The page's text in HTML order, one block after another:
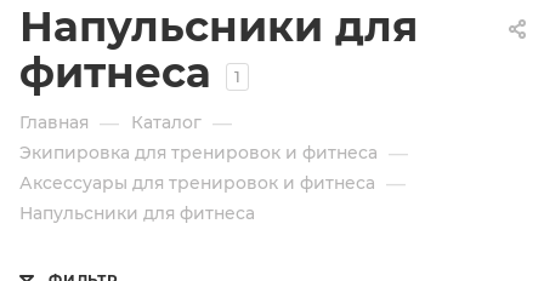
Напульсники для
фитнеса
1
Главная — Каталог —
Экипировка для тренировок и фитнеса —
Аксессуары для тренировок и фитнеса —
Напульсники для фитнеса